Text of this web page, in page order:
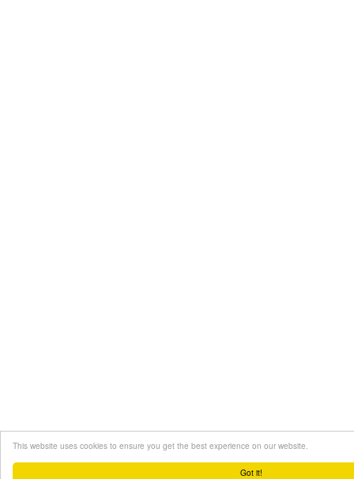
Got it!
This website uses cookies to ensure you get the best experience on our website.